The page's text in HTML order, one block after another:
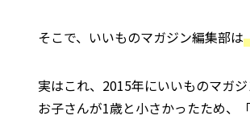
そこで、いいものマガジン編集部は
実はこれ、2015年にいいものマガ
お子さんが1歳と小さかったため、